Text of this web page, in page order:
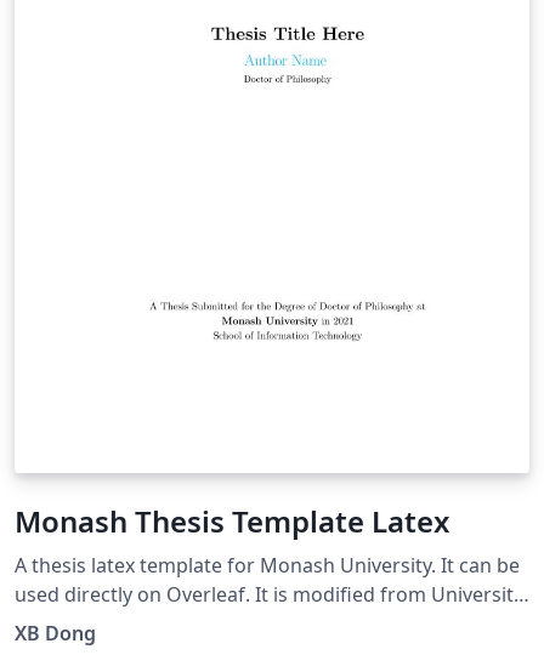
Monash Thesis Template Latex
A thesis latex template for Monash University. It can be
used directly on Overleaf. It is modified from University
of Melbourne's template, and satisfy the requirement
of Monash University.2021/06/12 You can pull source
XB Dong